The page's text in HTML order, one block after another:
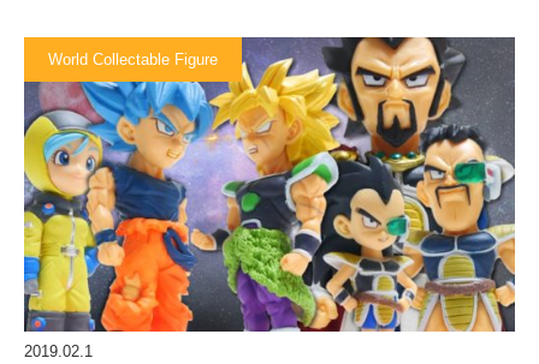
World Collectable Figure
2019.02.1